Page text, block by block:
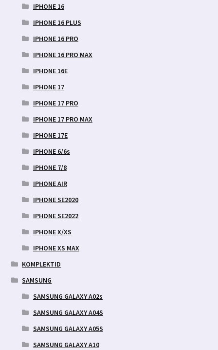
IPHONE 16
IPHONE 16 PLUS
IPHONE 16 PRO
IPHONE 16 PRO MAX
IPHONE 16E
IPHONE 17
IPHONE 17 PRO
IPHONE 17 PRO MAX
IPHONE 17E
IPHONE 6/6s
IPHONE 7/8
IPHONE AIR
IPHONE SE2020
IPHONE SE2022
IPHONE X/XS
IPHONE XS MAX
KOMPLEKTID
SAMSUNG
SAMSUNG GALAXY A02s
SAMSUNG GALAXY A04S
SAMSUNG GALAXY A05S
SAMSUNG GALAXY A10